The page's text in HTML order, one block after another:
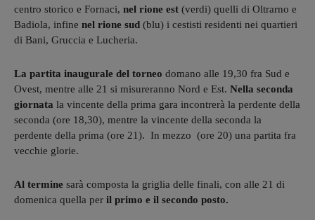
centro storico e Fornaci, nel rione est (verdi) quelli di Oltrarno e
Badiola, infine nel rione sud (blu) i cestisti residenti nei quartieri
di Bani, Gruccia e Lucheria.
La partita inaugurale del torneo domano alle 19,30 fra Sud e
Ovest, mentre alle 21 si misureranno Nord e Est. Nella seconda
giornata la vincente della prima gara incontrerà la perdente della
seconda (ore 18,30), mentre la vincente della seconda la
perdente della prima (ore 21). In mezzo (ore 20) una partita fra
vecchie glorie.
Al termine sarà composta la griglia delle finali, con alle 21 di
domenica quella per il primo e il secondo posto.